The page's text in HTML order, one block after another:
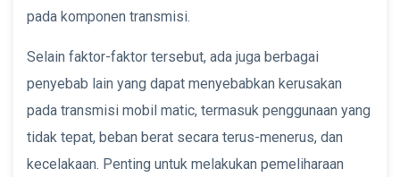
pada komponen transmisi.
Selain faktor-faktor tersebut, ada juga berbagai
penyebab lain yang dapat menyebabkan kerusakan
pada transmisi mobil matic, termasuk penggunaan yang
tidak tepat, beban berat secara terus-menerus, dan
kecelakaan. Penting untuk melakukan pemeliharaan